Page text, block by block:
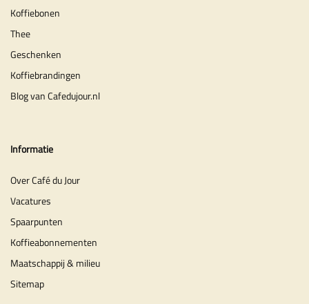
Koffiebonen
Thee
Geschenken
Koffiebrandingen
Blog van Cafedujour.nl
Informatie
Over Café du Jour
Vacatures
Spaarpunten
Koffieabonnementen
Maatschappij & milieu
Sitemap